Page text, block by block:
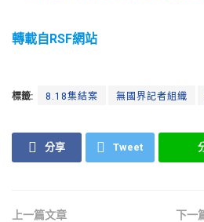
轉載自RSF網站
標籤: 8.18集結案 無國界記者組織
分享 Tweet
上一篇文章 下一